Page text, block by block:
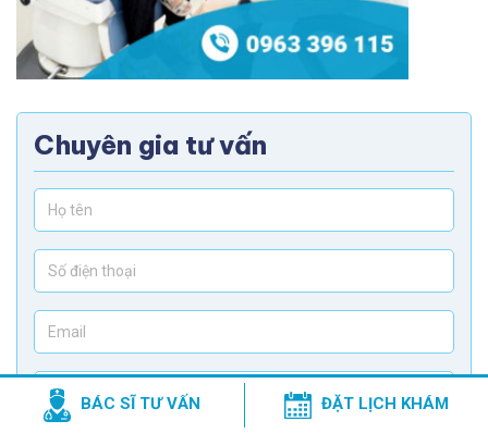
Chuyên gia tư vấn
BÁC SĨ TƯ VẤN ĐẶT LỊCH KHÁM